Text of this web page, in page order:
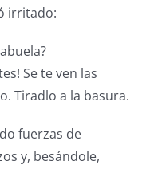
irritado:
Se te ven las
Tiradlo a la basura.
fuerzas de
y, besándole,